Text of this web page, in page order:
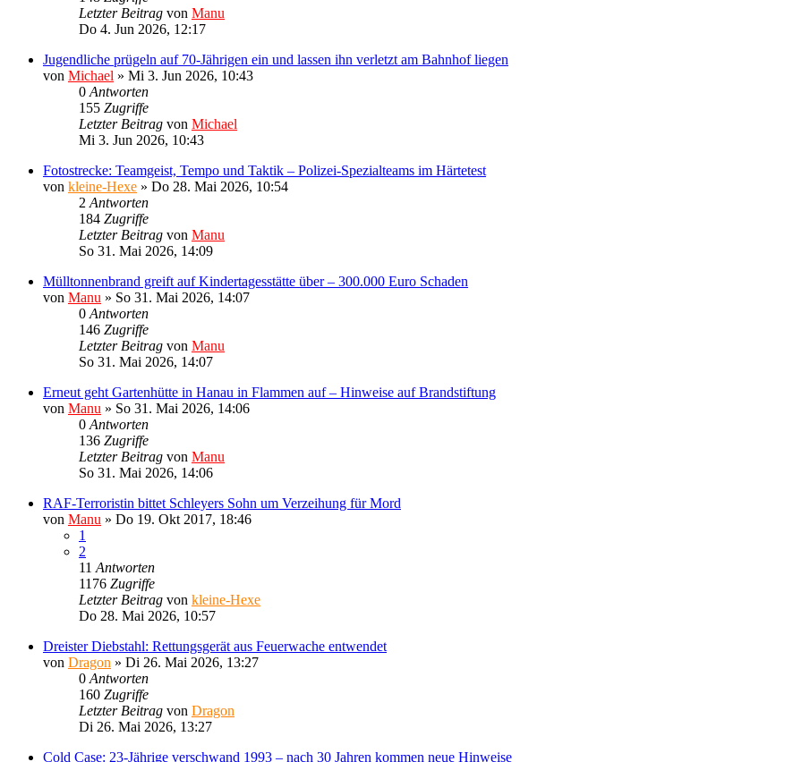
Letzter Beitrag von Manu
Do 4. Jun 2026, 12:17
Jugendliche prügeln auf 70-Jährigen ein und lassen ihn verletzt am Bahnhof liegen
von Michael » Mi 3. Jun 2026, 10:43
0 Antworten
155 Zugriffe
Letzter Beitrag von Michael
Mi 3. Jun 2026, 10:43
Fotostrecke: Teamgeist, Tempo und Taktik – Polizei-Spezialteams im Härtetest
von kleine-Hexe » Do 28. Mai 2026, 10:54
2 Antworten
184 Zugriffe
Letzter Beitrag von Manu
So 31. Mai 2026, 14:09
Mülltonnenbrand greift auf Kindertagesstätte über – 300.000 Euro Schaden
von Manu » So 31. Mai 2026, 14:07
0 Antworten
146 Zugriffe
Letzter Beitrag von Manu
So 31. Mai 2026, 14:07
Erneut geht Gartenhütte in Hanau in Flammen auf – Hinweise auf Brandstiftung
von Manu » So 31. Mai 2026, 14:06
0 Antworten
136 Zugriffe
Letzter Beitrag von Manu
So 31. Mai 2026, 14:06
RAF-Terroristin bittet Schleyers Sohn um Verzeihung für Mord
von Manu » Do 19. Okt 2017, 18:46
1
2
11 Antworten
1176 Zugriffe
Letzter Beitrag von kleine-Hexe
Do 28. Mai 2026, 10:57
Dreister Diebstahl: Rettungsgerät aus Feuerwache entwendet
von Dragon » Di 26. Mai 2026, 13:27
0 Antworten
160 Zugriffe
Letzter Beitrag von Dragon
Di 26. Mai 2026, 13:27
Cold Case: 23-Jährige verschwand 1993 – nach 30 Jahren kommen neue Hinweise